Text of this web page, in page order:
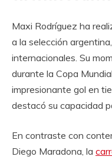
Maxi Rodríguez ha
a la selección
internacionales. Su
durante la Copa
impresionante gol en
destacó su capacidad
En contraste con
Diego Maradona, la